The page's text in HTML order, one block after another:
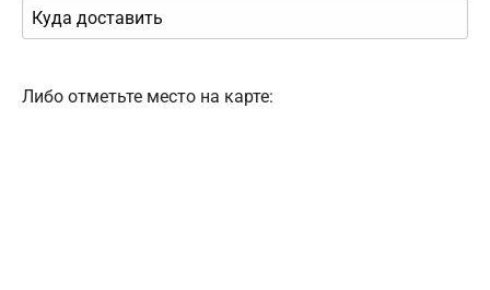
Либо отметьте место на карте: